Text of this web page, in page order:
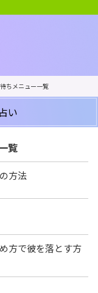
ちメニュー一覧
い
覧
方法
方で彼を落とす方